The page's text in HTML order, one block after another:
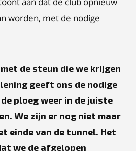
worden, met de nodige
de steun die we krijgen
geeft ons de nodige
ploeg weer in de juiste
We zijn er nog niet maar
einde van de tunnel. Het
we de afgelopen